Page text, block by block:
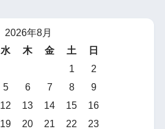
2026年8月
水 木 金 土
日
1
2
5 6 7 8
9
12 13 14 15
16
19 20 21 22
23